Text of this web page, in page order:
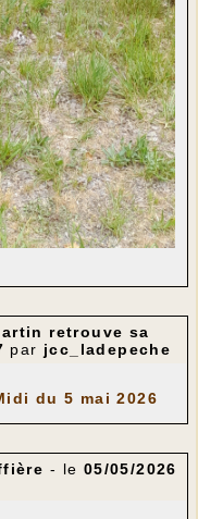
retrouve sa
par jcc_ladepeche
du 5 mai 2026
- le 05/05/2026